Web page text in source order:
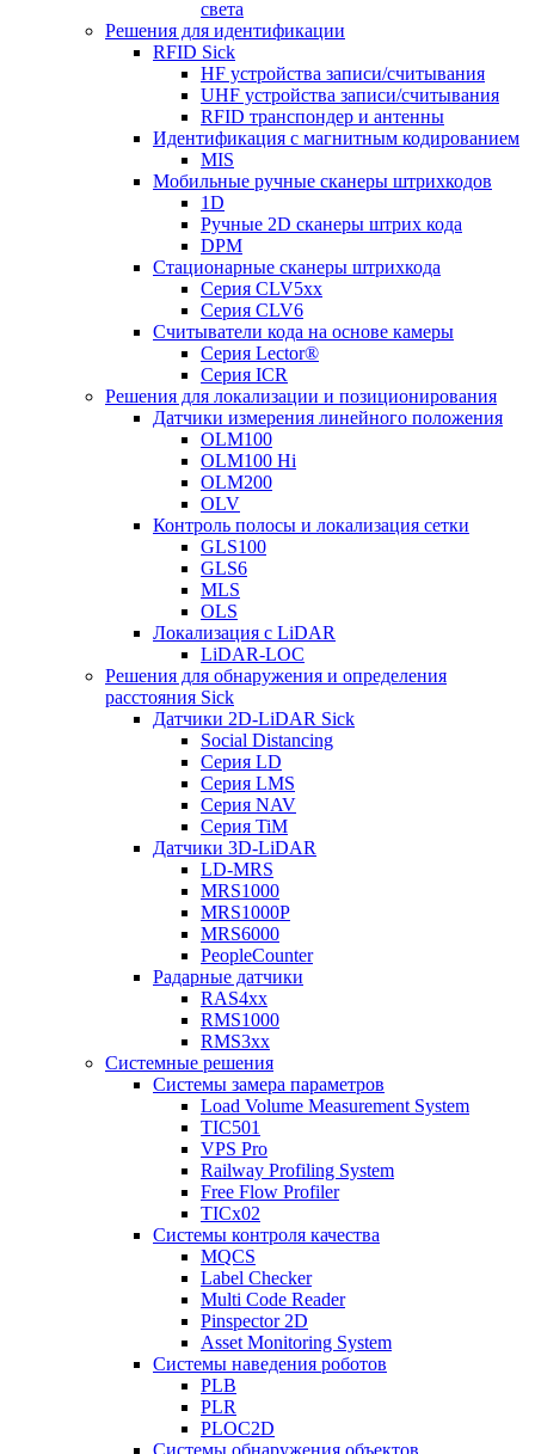
света
Решения для идентификации
RFID Sick
HF устройства записи/считывания
UHF устройства записи/считывания
RFID транспондер и антенны
Идентификация с магнитным кодированием
MIS
Мобильные ручные сканеры штрихкодов
1D
Ручные 2D сканеры штрих кода
DPM
Стационарные сканеры штрихкода
Серия CLV5xx
Серия CLV6
Считыватели кода на основе камеры
Серия Lector®
Серия ICR
Решения для локализации и позиционирования
Датчики измерения линейного положения
OLM100
OLM100 Hi
OLM200
OLV
Контроль полосы и локализация сетки
GLS100
GLS6
MLS
OLS
Локализация с LiDAR
LiDAR-LOC
Решения для обнаружения и определения
расстояния Sick
Датчики 2D-LiDAR Sick
Social Distancing
Серия LD
Серия LMS
Серия NAV
Серия TiM
Датчики 3D-LiDAR
LD-MRS
MRS1000
MRS1000P
MRS6000
PeopleCounter
Радарные датчики
RAS4xx
RMS1000
RMS3xx
Системные решения
Системы замера параметров
Load Volume Measurement System
TIC501
VPS Pro
Railway Profiling System
Free Flow Profiler
TICx02
Системы контроля качества
MQCS
Label Checker
Multi Code Reader
Pinspector 2D
Asset Monitoring System
Системы наведения роботов
PLB
PLR
PLOC2D
Системы обнаружения объектов